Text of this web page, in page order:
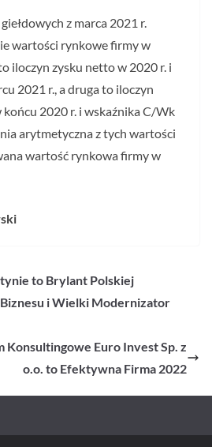
z marca 2021 r.
wartości rynkowe firmy w
iloczyn zysku netto w 2020 r. i
2021 r., a druga to iloczyn
2020 r. i wskaźnika C/Wk
arytmetyczna z tych wartości
wartość rynkowa firmy w
to Brylant Polskiej
i Wielki Modernizator
Konsultingowe Euro Invest Sp. z
o.o. to Efektywna Firma 2022